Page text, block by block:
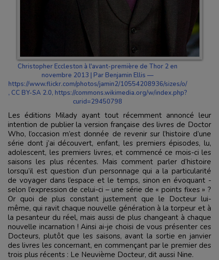
Christopher Eccleston à l'avant-première de Thor 2 en
novembre 2013 | Par Benjamin Ellis —
https://www.flickr.com/photos/jamin2/10554208936/sizes/o/
, CC BY-SA 2.0, https://commons.wikimedia.org/w/index.php?
curid=29450798
Les éditions Milady ayant tout récemment annoncé leur
intention de publier la version française des livres de Doctor
Who, l’occasion m’est donnée de revenir sur l’histoire d’une
série dont j’ai découvert, enfant, les premiers épisodes, lu,
adolescent, les premiers livres, et commencé ce mois-ci les
saisons les plus récentes. Mais comment parler d’histoire
lorsqu’il est question d’un personnage qui a la particularité
de voyager dans l’espace et le temps, sinon en évoquant -
selon l’expression de celui-ci – une série de « points fixes » ?
Or quoi de plus constant justement que le Docteur lui-
même, qui ravit chaque nouvelle génération à la torpeur et à
la pesanteur du réel, mais aussi de plus changeant à chaque
nouvelle incarnation ! Ainsi ai-je choisi de vous présenter ces
Docteurs, plutôt que les saisons, avant la sortie en janvier
des livres les concernant, en commençant par le premier des
trois plus récents : Le Neuvième Docteur, dit aussi Nine.